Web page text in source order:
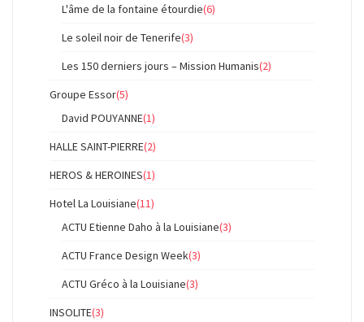
L'âme de la fontaine étourdie(6)
Le soleil noir de Tenerife(3)
Les 150 derniers jours – Mission Humanis(2)
Groupe Essor(5)
David POUYANNE(1)
HALLE SAINT-PIERRE(2)
HEROS & HEROINES(1)
Hotel La Louisiane(11)
ACTU Etienne Daho à la Louisiane(3)
ACTU France Design Week(3)
ACTU Gréco à la Louisiane(3)
INSOLITE(3)